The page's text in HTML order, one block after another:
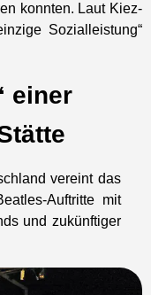
konnten. Laut Kiez-
Sozialleistung“
einer
vereint das
Auftritte mit
und zukünftiger